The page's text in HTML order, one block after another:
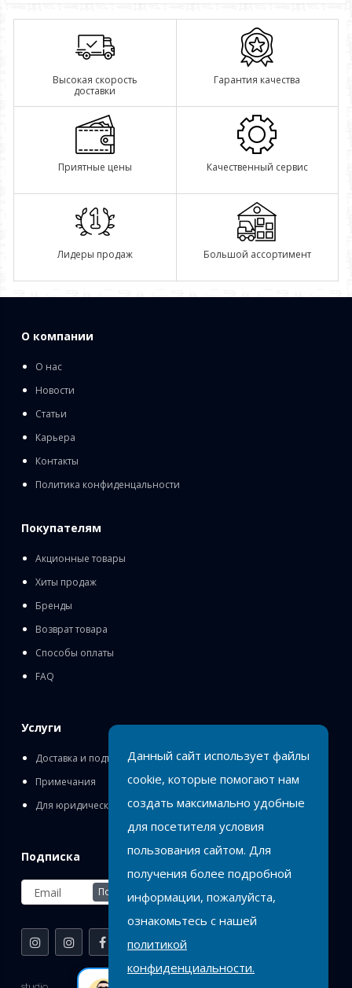
Высокая скорость
доставки
Гарантия качества
Приятные цены Качественный сервис
Лидеры продаж Большой ассортимент
О компании
О нас
Новости
Статьи
Карьера
Контакты
Политика конфиденцальности
Покупателям
Акционные товары
Хиты продаж
Бренды
Возврат товара
Способы оплаты
FAQ
Услуги
Доставка и подъём
Примечания
Для юридических лиц
Подписка
Подписаться
Данный сайт использует файлы
cookie, которые помогают нам
создать максимально удобные
для посетителя условия
пользования сайтом. Для
получения более подробной
информации, пожалуйста,
ознакомьтесь с нашей
политикой
конфиденциальности.